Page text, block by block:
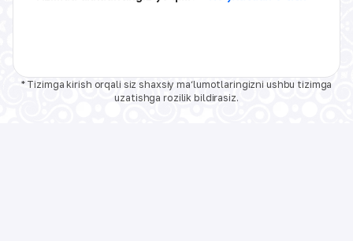
* Tizimga kirish orqali siz shaxsiy ma‘lumotlaringizni ushbu tizimga
uzatishga rozilik bildirasiz.